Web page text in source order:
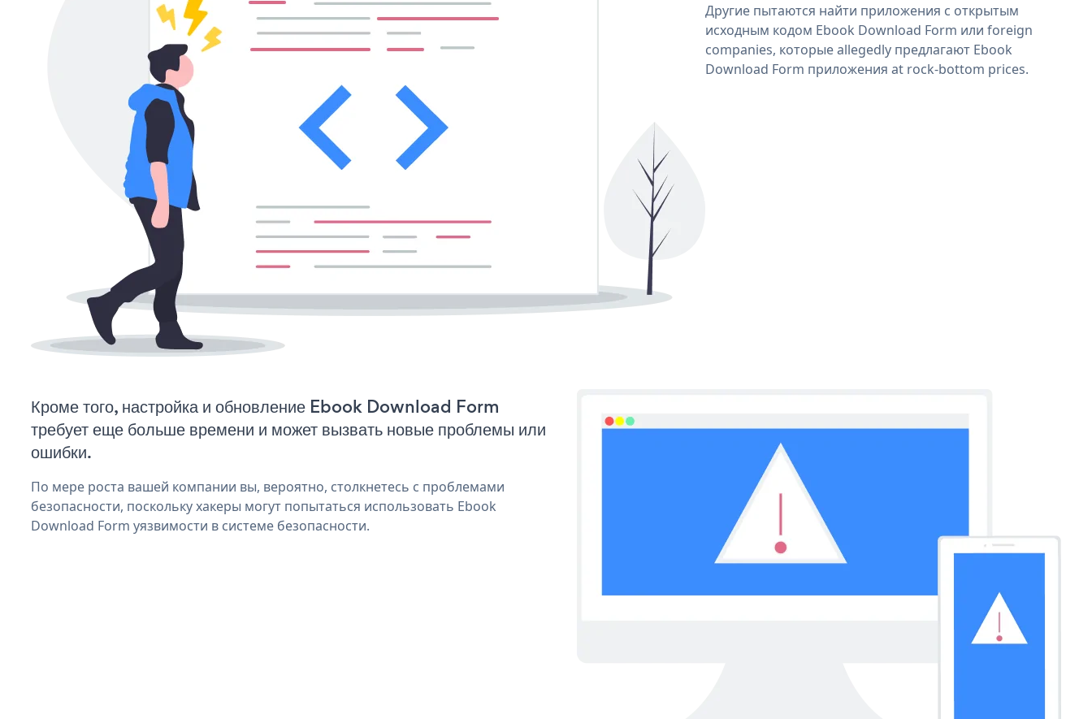
Другие пытаются найти приложения с открытым
исходным кодом Ebook Download Form или foreign
companies, которые allegedly предлагают Ebook
Download Form приложения at rock-bottom prices.
Кроме того, настройка и обновление Ebook Download Form
требует еще больше времени и может вызвать новые проблемы или
ошибки.
По мере роста вашей компании вы, вероятно, столкнетесь с проблемами
безопасности, поскольку хакеры могут попытаться использовать Ebook
Download Form уязвимости в системе безопасности.